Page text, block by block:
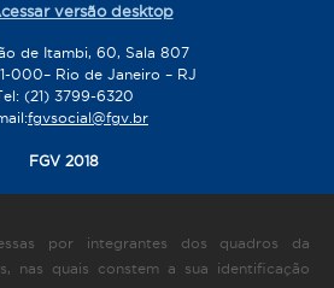
versão desktop
de Itambi, 60, Sala 807
000– Rio de Janeiro – RJ
(21) 3799-6320
fgvsocial@fgv.br
FGV 2018
por integrantes dos quadros da
nas quais constem a sua identificação